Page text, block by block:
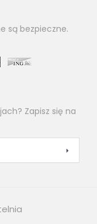
są bezpieczne.
Zapisz się na